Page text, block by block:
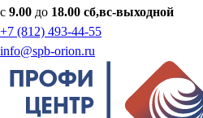
с 9.00 до 18.00 сб,вс-выходной
+7 (812) 493-44-55
info@spb-orion.ru